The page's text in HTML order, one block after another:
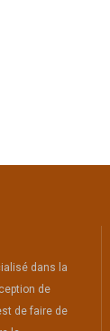
dans la
de
de faire de